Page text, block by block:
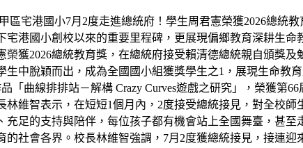
區宅港國小7月2度走進總統府！學生周君憲榮獲2026總
港國小創校以來的重要里程碑，更展現偏鄉教育深耕生
榮獲2026總統教育獎，在總統府接受賴清德總統親自頒獎
生中脫穎而出，成為全國國小組獲獎學生之1，展現生命
「曲線排排站－解構 Crazy Curves遊戲之研究」，榮獲第
維智表示，在短短1個月內，2度接受總統接見，對全校
充足的支持與陪伴，每位孩子都有機會站上全國舞臺，甚
社會各界。校長林維智強調，7月2度獲總統接見，接連